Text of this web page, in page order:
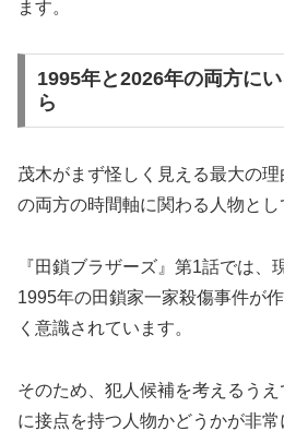
ます。
1995年と2026年の両方に
ら
茂木がまず怪しく見える最大の
の両方の時間軸に関わる人物とし
『田鎖ブラザーズ』第1話では、
1995年の田鎖家一家殺傷事件が
く意識されています。
そのため、犯人候補を考えるう
に接点を持つ人物かどうかが非常